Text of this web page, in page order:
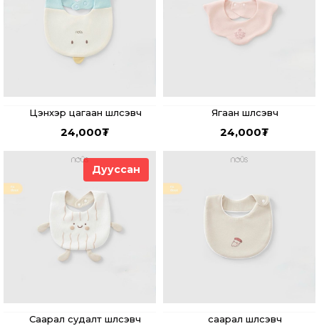
Цэнхэр цагаан шүлсэвч
24,000₮
Ягаан шүлсэвч
24,000₮
Дууссан
Саарал судалт шүлсэвч саарал шүлсэвч